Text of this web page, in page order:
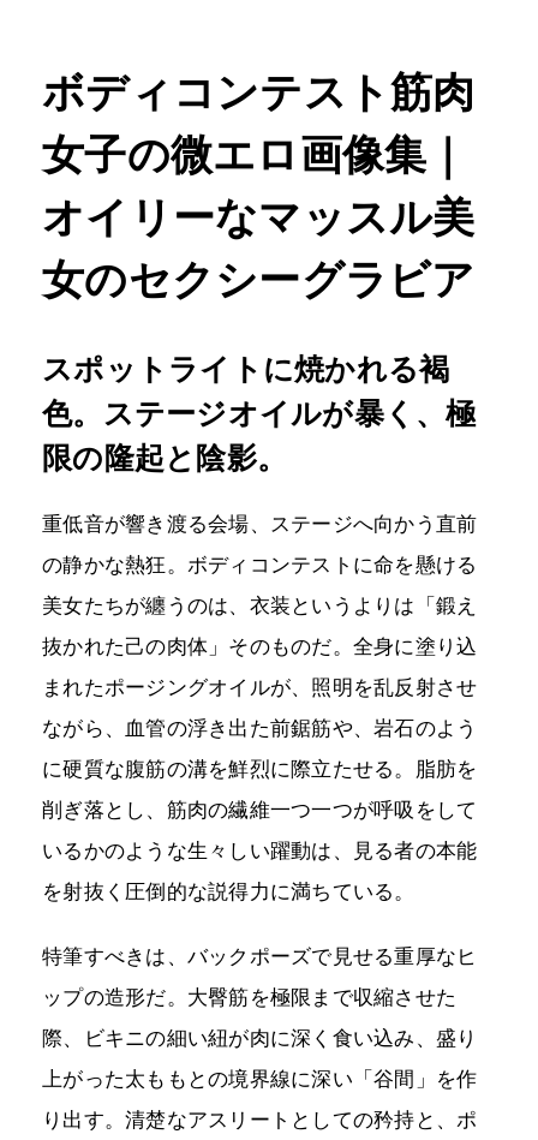
ボディコンテスト筋肉
女子の微エロ画像集｜
オイリーなマッスル美
女のセクシーグラビア
スポットライトに焼かれる褐
色。ステージオイルが暴く、極
限の隆起と陰影。
重低音が響き渡る会場、ステージへ向かう直前
の静かな熱狂。ボディコンテストに命を懸ける
美女たちが纏うのは、衣装というよりは「鍛え
抜かれた己の肉体」そのものだ。全身に塗り込
まれたポージングオイルが、照明を乱反射させ
ながら、血管の浮き出た前鋸筋や、岩石のよう
に硬質な腹筋の溝を鮮烈に際立たせる。脂肪を
削ぎ落とし、筋肉の繊維一つ一つが呼吸をして
いるかのような生々しい躍動は、見る者の本能
を射抜く圧倒的な説得力に満ちている。
特筆すべきは、バックポーズで見せる重厚なヒ
ップの造形だ。大臀筋を極限まで収縮させた
際、ビキニの細い紐が肉に深く食い込み、盛り
上がった太ももとの境界線に深い「谷間」を作
り出す。清楚なアスリートとしての矜持と、ポ